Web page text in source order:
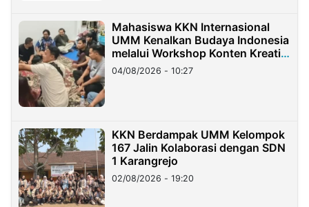
Mahasiswa KKN Internasional
UMM Kenalkan Budaya Indonesia
melalui Workshop Konten Kreatif
di Taiwan
04/08/2026 - 10:27
KKN Berdampak UMM Kelompok
167 Jalin Kolaborasi dengan SDN
1 Karangrejo
02/08/2026 - 19:20